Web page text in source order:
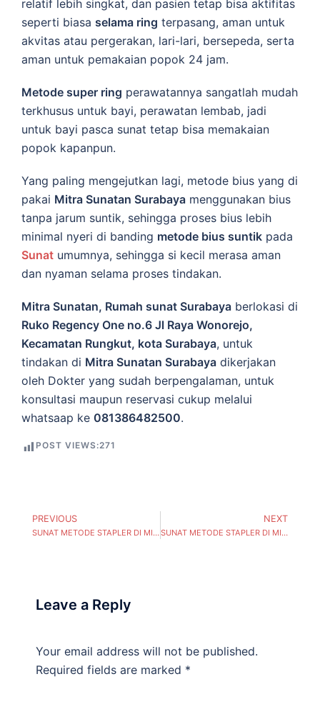
relatif lebih singkat, dan pasien tetap bisa aktifitas
seperti biasa selama ring terpasang, aman untuk
akvitas atau pergerakan, lari-lari, bersepeda, serta
aman untuk pemakaian popok 24 jam.
Metode super ring perawatannya sangatlah mudah
terkhusus untuk bayi, perawatan lembab, jadi
untuk bayi pasca sunat tetap bisa memakaian
popok kapanpun.
Yang paling mengejutkan lagi, metode bius yang di
pakai Mitra Sunatan Surabaya menggunakan bius
tanpa jarum suntik, sehingga proses bius lebih
minimal nyeri di banding metode bius suntik pada
Sunat umumnya, sehingga si kecil merasa aman
dan nyaman selama proses tindakan.
Mitra Sunatan, Rumah sunat Surabaya berlokasi di
Ruko Regency One no.6 Jl Raya Wonorejo,
Kecamatan Rungkut, kota Surabaya, untuk
tindakan di Mitra Sunatan Surabaya dikerjakan
oleh Dokter yang sudah berpengalaman, untuk
konsultasi maupun reservasi cukup melalui
whatsaap ke 081386482500.
POST VIEWS:271
PREVIOUS
SUNAT METODE STAPLER DI MITRA SUNATAN ( Dukuh Setro, Kecamatan Tambaksari) SURABAYA
NEXT
SUNAT METODE STAPLER DI MITRA SUNATAN ( Sidosermo, Kecamatan Wonocolo) SURABAYA
Leave a Reply
Your email address will not be published.
Required fields are marked *